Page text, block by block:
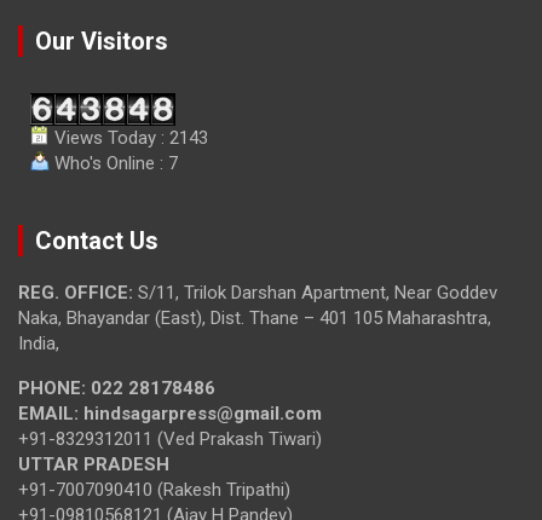
Our Visitors
Views Today : 2143
Who's Online : 7
Contact Us
REG. OFFICE: S/11, Trilok Darshan Apartment, Near Goddev
Naka, Bhayandar (East), Dist. Thane – 401 105 Maharashtra,
India,
PHONE: 022 28178486
EMAIL: hindsagarpress@gmail.com
+91-8329312011 (Ved Prakash Tiwari)
UTTAR PRADESH
+91-7007090410 (Rakesh Tripathi)
+91-09810568121 (Ajay H Pandey)